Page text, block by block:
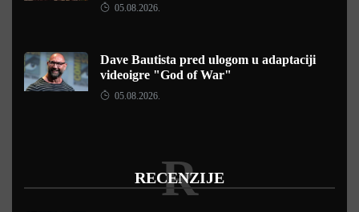
05.08.2026.
Dave Bautista pred ulogom u adaptaciji
videoigre "God of War"
05.08.2026.
RECENZIJE
R